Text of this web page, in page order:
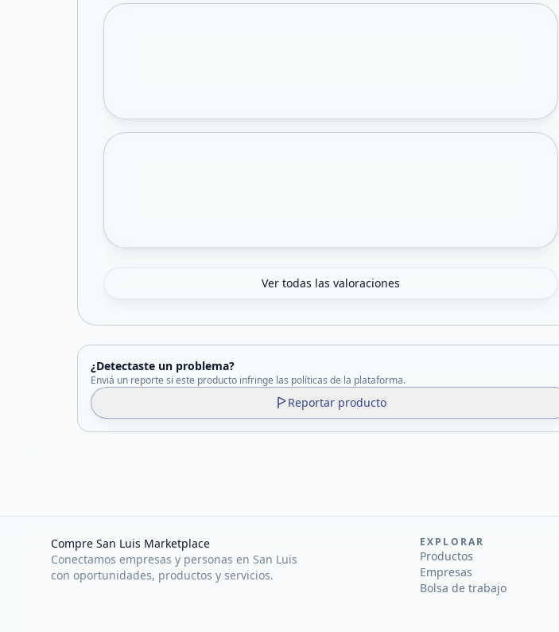
Ver todas las valoraciones
¿Detectaste un problema?
Enviá un reporte si este producto infringe las políticas de la plataforma.
Reportar producto
Compre San Luis Marketplace
Conectamos empresas y personas en San Luis
con oportunidades, productos y servicios.
EXPLORAR
Productos
Empresas
Bolsa de trabajo